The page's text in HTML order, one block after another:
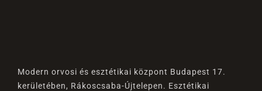
Modern orvosi és esztétikai központ Budapest 17.
kerületében, Rákoscsaba-Újtelepen. Esztétikai